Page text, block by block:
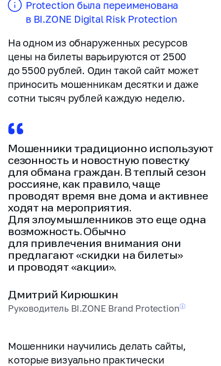
Protection была переименована
в BI.ZONE Digital Risk Protection
На одном из обнаруженных ресурсов
цены на билеты варьируются от 2500
до 5500 рублей. Один такой сайт может
приносить мошенникам десятки и даже
сотни тысяч рублей каждую неделю.
Мошенники традиционно используют
сезонность и новостную повестку
для обмана граждан. В теплый сезон
россияне, как правило, чаще
проводят время вне дома и активнее
ходят на мероприятия.
Для злоумышленников это еще одна
возможность. Обычно
для привлечения внимания они
предлагают «скидки на билеты»
и проводят «акции».
Дмитрий Кирюшкин
Руководитель BI.ZONE Brand Protection
Мошенники научились делать сайты,
которые визуально практически